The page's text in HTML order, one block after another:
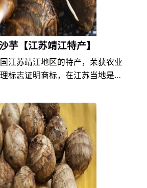
芋【江苏靖江特产】
江苏靖江地区的特产，荣获农业
标志证明商标，在江苏当地是非
文化的不同，以及地方风土人情
香沙芋在江苏特产中独具一格，
靖江香沙芋爱好者们的喜爱。